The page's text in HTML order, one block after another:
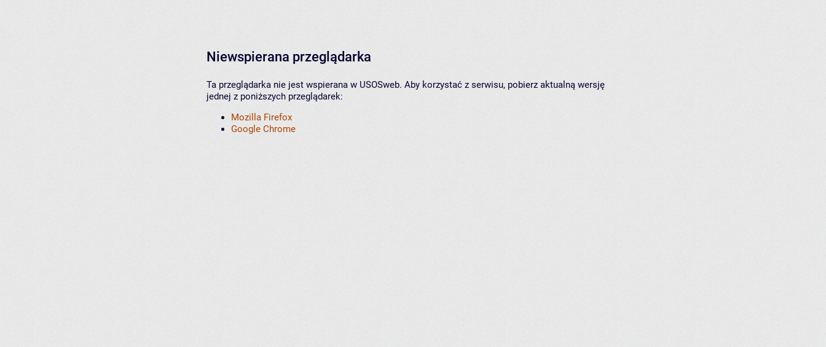
Niewspierana przeglądarka
Ta przeglądarka nie jest wspierana w USOSweb. Aby korzystać z serwisu, pobierz aktualną wersję
jednej z poniższych przeglądarek:
Mozilla Firefox
Google Chrome